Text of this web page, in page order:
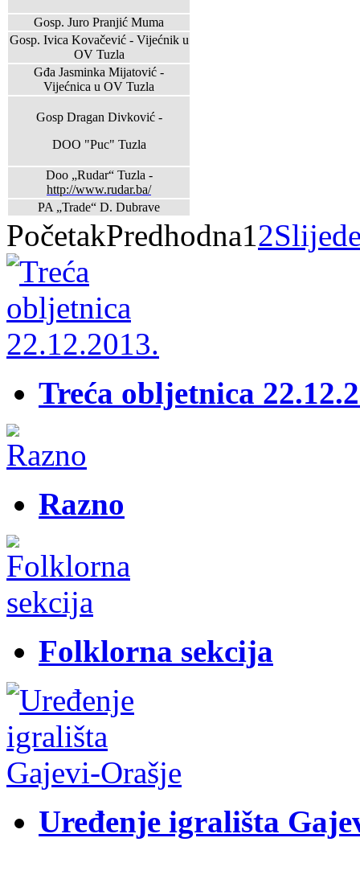
Gosp. Juro Pranjić Muma
Gosp. Ivica Kovačević - Vijećnik u
OV Tuzla
Gđa Jasminka Mijatović -
Vijećnica u OV Tuzla
Gosp Dragan Divković -
DOO "Puc" Tuzla
Doo „Rudar“ Tuzla -
http://www.rudar.ba/
PA „Trade“ D. Dubrave
PočetakPredhodna12
Treća obljetnica
Razno
Folklorna sekcija
Uređenje igrališta